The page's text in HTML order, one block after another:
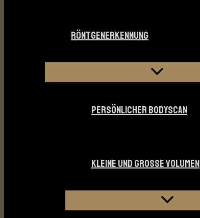
RÖNTGENERKENNUNG
PERSÖNLICHER BODYSCAN
KLEINE UND GROSSE VOLUMEN